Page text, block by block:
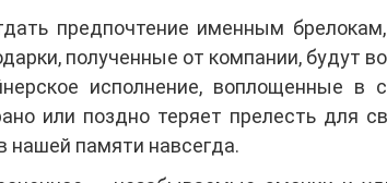
предпочтение именным
полученные от компании, будут
исполнение, воплощенные в
или поздно теряет прелесть для
нашей памяти навсегда.